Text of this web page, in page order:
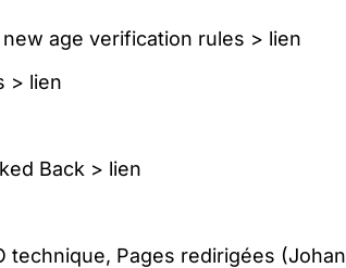
age verification rules > lien
> lien
Back > lien
technique, Pages redirigées (Johan